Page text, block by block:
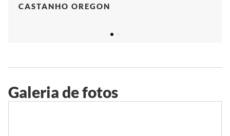
CASTANHO OREGON
Galeria de fotos